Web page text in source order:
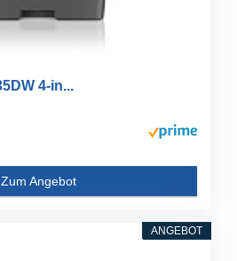
4-in...
Zum Angebot
ANGEBOT